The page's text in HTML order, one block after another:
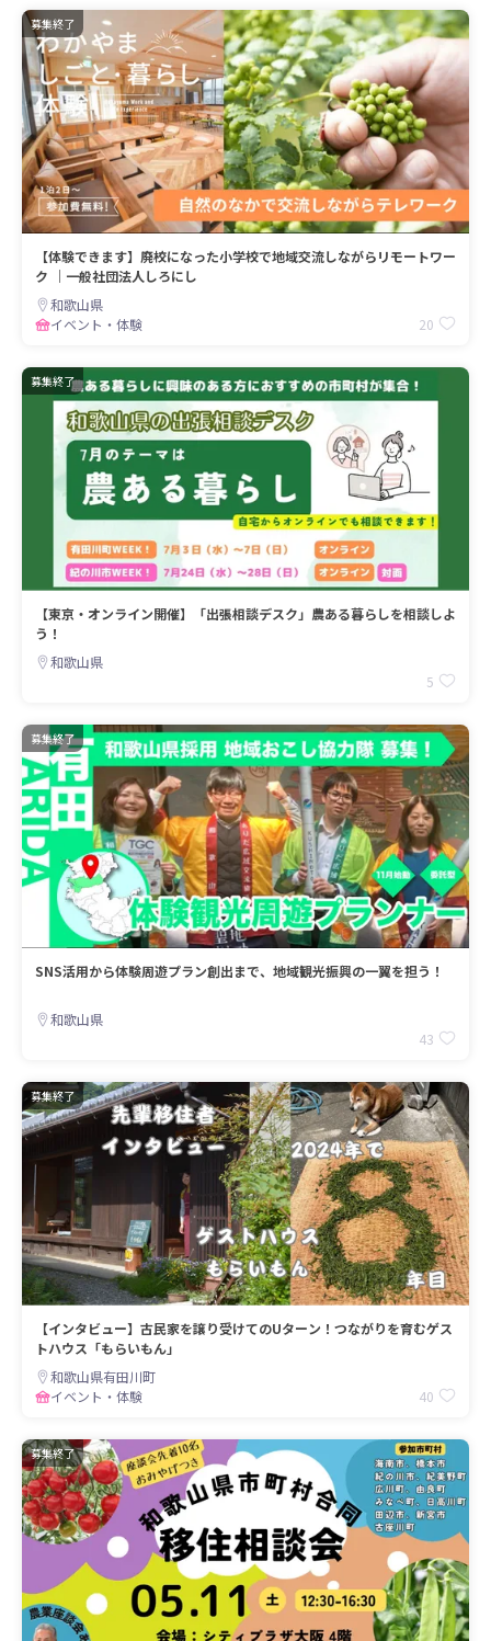
募集終了
【体験できます】廃校になった小学校で地域交流しながらリモートワー
ク ｜一般社団法人しろにし
和歌山県
イベント・体験
20
募集終了
【東京・オンライン開催】「出張相談デスク」農ある暮らしを相談しよ
う！
和歌山県
5
募集終了
SNS活用から体験周遊プラン創出まで、地域観光振興の一翼を担う！
和歌山県
43
募集終了
【インタビュー】古民家を譲り受けてのUターン！つながりを育むゲス
トハウス「もらいもん」
和歌山県有田川町
イベント・体験
40
募集終了